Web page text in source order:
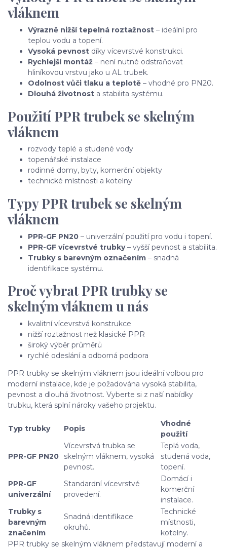
vláknem
Výrazně nižší tepelná roztažnost – ideální pro
teplou vodu a topení.
Vysoká pevnost díky vícevrstvé konstrukci.
Rychlejší montáž – není nutné odstraňovat
hliníkovou vrstvu jako u AL trubek.
Odolnost vůči tlaku a teplotě – vhodné pro PN20.
Dlouhá životnost a stabilita systému.
Použití PPR trubek se skelným
vláknem
rozvody teplé a studené vody
topenářské instalace
rodinné domy, byty, komerční objekty
technické místnosti a kotelny
Typy PPR trubek se skelným
vláknem
PPR-GF PN20 – univerzální použití pro vodu i topení.
PPR-GF vícevrstvé trubky– vyšší pevnost a stabilita.
Trubky s barevným označením – snadná
identifikace systému.
Proč vybrat PPR trubky se
skelným vláknem u nás
kvalitní vícevrstvá konstrukce
nižší roztažnost než klasické PPR
široký výběr průměrů
rychlé odeslání a odborná podpora
PPR trubky se skelným vláknem jsou ideální volbou pro
moderní instalace, kde je požadována vysoká stabilita,
pevnost a dlouhá životnost. Vyberte si z naší nabídky
trubku, která splní nároky vašeho projektu.
Typ trubky Popis
Vhodné
použití
PPR-GF PN20
Vícevrstvá trubka se
skelným vláknem, vysoká
pevnost.
Teplá voda,
studená voda,
topení.
PPR-GF
univerzální
Standardní vícevrstvé
provedení.
Domácí i
komerční
instalace.
Trubky s
barevným
značením
Snadná identifikace
okruhů.
Technické
místnosti,
kotelny.
PPR trubky se skelným vláknem představují moderní a